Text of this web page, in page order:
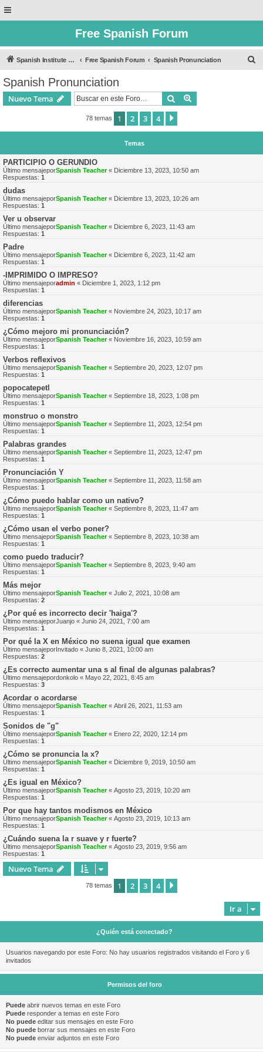
Free Spanish Forum
Spanish Institute of Puebla Free Spanish Forum Spanish Pronunciation
Spanish Pronunciation
Nuevo Tema Buscar
78 temas 1 2 3 4
Temas
PARTICIPIO O GERUNDIO
Último mensajeporSpanish Teacher« Diciembre 13, 2023, 10:50 am
Respuestas: 1
dudas
Último mensajeporSpanish Teacher« Diciembre 13, 2023, 10:26 am
Respuestas: 1
Ver u observar
Último mensajeporSpanish Teacher« Diciembre 6, 2023, 11:43 am
Respuestas: 1
Padre
Último mensajeporSpanish Teacher« Diciembre 6, 2023, 11:42 am
Respuestas: 1
-IMPRIMIDO O IMPRESO?
Último mensajeporadmin « Diciembre 1, 2023, 1:12 pm
Respuestas: 1
diferencias
Último mensajeporSpanish Teacher« Noviembre 24, 2023, 10:17 am
Respuestas: 1
¿Cómo mejoro mi pronunciación?
Último mensajeporSpanish Teacher« Noviembre 16, 2023, 10:59 am
Respuestas: 1
Verbos reflexivos
Último mensajeporSpanish Teacher« Septiembre 20, 2023, 12:07 pm
Respuestas: 1
popocatepetl
Último mensajeporSpanish Teacher« Septiembre 18, 2023, 1:08 pm
Respuestas: 1
monstruo o monstro
Último mensajeporSpanish Teacher« Septiembre 11, 2023, 12:54 pm
Respuestas: 1
Palabras grandes
Último mensajeporSpanish Teacher« Septiembre 11, 2023, 12:47 pm
Respuestas: 1
Pronunciación Y
Último mensajeporSpanish Teacher« Septiembre 11, 2023, 11:58 am
Respuestas: 1
¿Cómo puedo hablar como un nativo?
Último mensajeporSpanish Teacher« Septiembre 8, 2023, 11:47 am
Respuestas: 1
¿Cómo usan el verbo poner?
Último mensajeporSpanish Teacher« Septiembre 8, 2023, 10:38 am
Respuestas: 1
como puedo traducir?
Último mensajeporSpanish Teacher« Septiembre 8, 2023, 9:40 am
Respuestas: 1
Más mejor
Último mensajeporSpanish Teacher« Julio 2, 2021, 10:08 am
Respuestas: 2
¿Por qué es incorrecto decir 'haiga'?
Último mensajeporJuanjo « Junio 24, 2021, 7:00 am
Respuestas: 1
Por qué la X en México no suena igual que examen
Último mensajeporInvitado « Junio 8, 2021, 10:00 am
Respuestas: 2
¿Es correcto aumentar una s al final de algunas palabras?
Último mensajepordonkolo « Mayo 22, 2021, 8:45 am
Respuestas: 3
Acordar o acordarse
Último mensajeporSpanish Teacher« Abril 26, 2021, 11:53 am
Respuestas: 1
Sonidos de "g"
Último mensajeporSpanish Teacher« Enero 22, 2020, 12:14 pm
Respuestas: 1
¿Cómo se pronuncia la x?
Último mensajeporSpanish Teacher« Diciembre 9, 2019, 10:50 am
Respuestas: 1
¿Es igual en México?
Último mensajeporSpanish Teacher« Agosto 23, 2019, 10:20 am
Respuestas: 1
Por que hay tantos modismos en México
Último mensajeporSpanish Teacher« Agosto 23, 2019, 10:13 am
Respuestas: 1
¿Cuándo suena la r suave y r fuerte?
Último mensajeporSpanish Teacher« Agosto 23, 2019, 9:56 am
Respuestas: 1
Nuevo Tema
78 temas 1 2 3 4
Ir a
¿Quién está conectado?
Usuarios navegando por este Foro: No hay usuarios registrados visitando el Foro y 6
invitados
Permisos del foro
Puede abrir nuevos temas en este Foro
Puede responder a temas en este Foro
No puede editar sus mensajes en este Foro
No puede borrar sus mensajes en este Foro
No puede enviar adjuntos en este Foro